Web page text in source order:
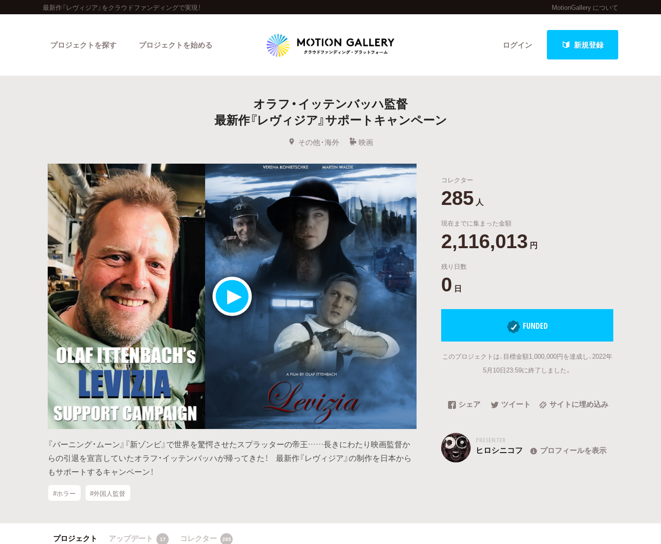
最新作『レヴィジア』をクラウドファンディングで実現！ MotionGallery について
ログイン 新規登録
プロジェクトを探す
人気のプロジェクト 新着プロジェクト 終了間近のプロジェクト
Feature
カテゴリーから探す タグから探す キュレーターから探す 特集から探す
Legendary
最新達成プロジェクト 調達額が大きいプロジェクト
プロジェクトを始める
オラフ・イッテンバッハ監督
最新作『レヴィジア』サポートキャンペーン
その他・海外 映画
『バーニング・ムーン』『新ゾンビ』で世界を驚愕させたスプラッターの帝王……長きにわたり映画監督か
らの引退を宣言していたオラフ・イッテンバッハが帰ってきた！ 最新作『レヴィジア』の制作を日本から
もサポートするキャンペーン！
#ホラー #外国人監督
コレクター
285 人
現在までに集まった金額
2,116,013 円
残り日数
0 日
FUNDED
このプロジェクトは、目標金額1,000,000円を達成し、2022年
5月10日23:59に終了しました。
シェア ツイート サイトに埋め込み
PRESENTER
ヒロシニコフ プロフィールを表示
プロジェクト アップデート 17 コレクター 285